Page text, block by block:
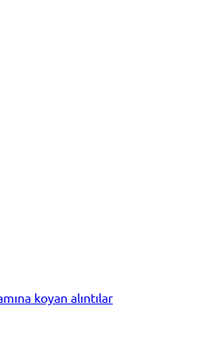
koyan alıntılar